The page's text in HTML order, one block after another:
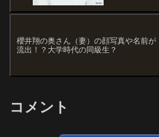
櫻井翔の奥さん（妻）の顔写真や名前が
流出！？大学時代の同級生？
コメント